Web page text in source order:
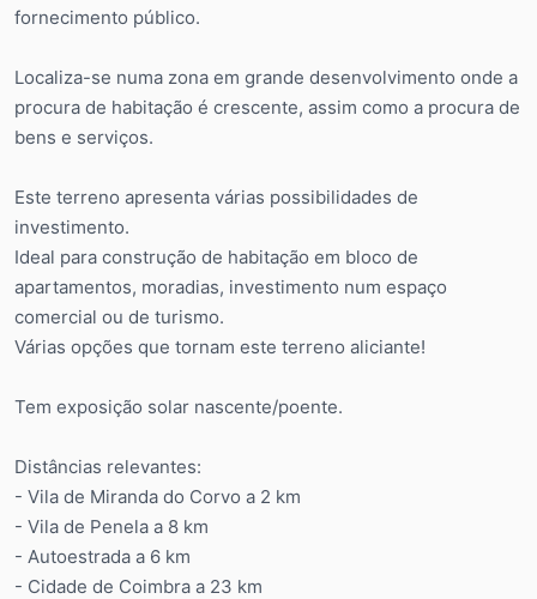
fornecimento público.
Localiza-se numa zona em grande desenvolvimento onde a
procura de habitação é crescente, assim como a procura de
bens e serviços.
Este terreno apresenta várias possibilidades de
investimento.
Ideal para construção de habitação em bloco de
apartamentos, moradias, investimento num espaço
comercial ou de turismo.
Várias opções que tornam este terreno aliciante!
Tem exposição solar nascente/poente.
Distâncias relevantes:
- Vila de Miranda do Corvo a 2 km
- Vila de Penela a 8 km
- Autoestrada a 6 km
- Cidade de Coimbra a 23 km